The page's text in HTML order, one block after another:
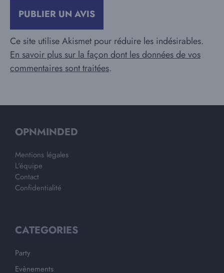
Ce site utilise Akismet pour réduire les indésirables.
En savoir plus sur la façon dont les données de vos
commentaires sont traitées.
OPNMINDED
Mentions légales
L'équipe
Contact
Confidentialité
CATEGORIES
Party
Evènements